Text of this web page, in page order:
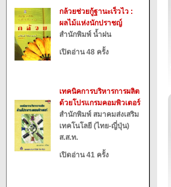
กล้วยช่วยกู้ฐานะเร็วไว :
ผลไม้แห่งนักปราชญ์
สำนักพิมพ์ น้ำฝน
เปิดอ่าน 48 ครั้ง
เทคนิคการบริหารการผลิต
ด้วยโปรแกรมคอมพิวเตอร์
สำนักพิมพ์ สมาคมส่งเสริม
เทคโนโลยี (ไทย-ญี่ปุ่น)
ส.ส.ท.
เปิดอ่าน 41 ครั้ง